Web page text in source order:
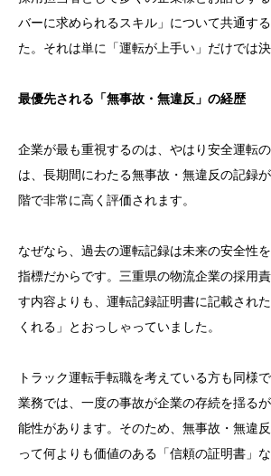
バーに求められるスキル」について共通す
た。それは単に「運転が上手い」だけでは決
最優先される「無事故・無違反」の経歴
企業が最も重視するのは、やはり安全運転
は、長期間にわたる無事故・無違反の記録
階で非常に高く評価されます。
なぜなら、過去の運転記録は未来の安全性
指標だからです。三重県の物流企業の採用
す内容よりも、運転記録証明書に記載され
くれる」とおっしゃっていました。
トラック運転手転職を考えている方も同様
業務では、一度の事故が企業の存続を揺る
能性があります。そのため、無事故・無違
って何よりも価値のある「信頼の証明書」